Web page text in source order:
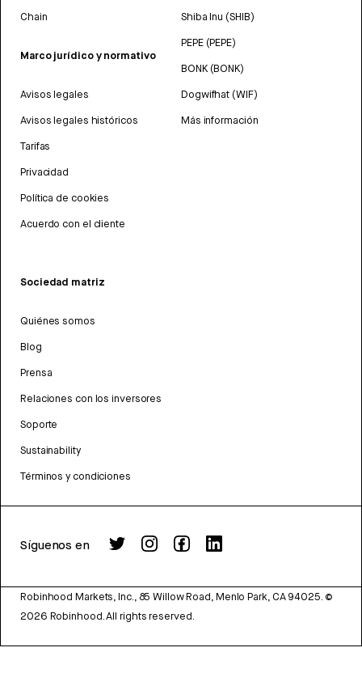
Chain
Marco jurídico y normativo
Avisos legales
Avisos legales históricos
Tarifas
Privacidad
Política de cookies
Acuerdo con el cliente
Shiba Inu (SHIB)
PEPE (PEPE)
BONK (BONK)
Dogwifhat (WIF)
Más información
Sociedad matriz
Quiénes somos
Blog
Prensa
Relaciones con los inversores
Soporte
Sustainability
Términos y condiciones
Síguenos en
Robinhood Markets, Inc., 85 Willow Road, Menlo Park, CA 94025. ©
2026 Robinhood. All rights reserved.